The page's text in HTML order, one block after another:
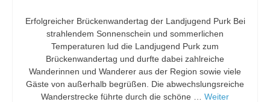
Erfolgreicher Brückenwandertag der Landjugend Purk Bei
strahlendem Sonnenschein und sommerlichen
Temperaturen lud die Landjugend Purk zum
Brückenwandertag und durfte dabei zahlreiche
Wanderinnen und Wanderer aus der Region sowie viele
Gäste von außerhalb begrüßen. Die abwechslungsreiche
Wanderstrecke führte durch die schöne … Weiter